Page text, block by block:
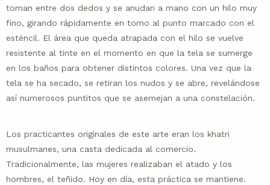
toman entre dos dedos y se anudan a mano con un hilo muy
fino, girando rápidamente en torno al punto marcado con el
esténcil. El área que queda atrapada con el hilo se vuelve
resistente al tinte en el momento en que la tela se sumerge
en los baños para obtener distintos colores. Una vez que la
tela se ha secado, se retiran los nudos y se abre, revelándose
así numerosos puntitos que se asemejan a una constelación.
Los practicantes originales de este arte eran los khatri
musulmanes, una casta dedicada al comercio.
Tradicionalmente, las mujeres realizaban el atado y los
hombres, el teñido. Hoy en día, esta práctica se mantiene.